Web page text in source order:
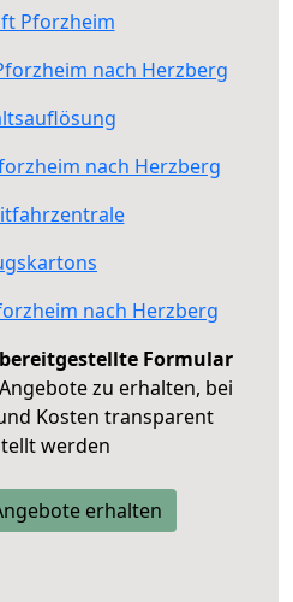
Pforzheim
nach Herzberg
nach Herzberg
nach Herzberg
Formular
zu erhalten, bei
Kosten transparent
werden
erhalten